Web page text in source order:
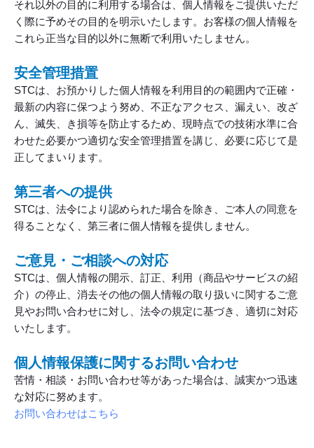
それ以外の目的に利用する場合は、個人情報をご提供いただ
く際に予めその目的を明示いたします。お客様の個人情報を
これら正当な目的以外に無断で利用いたしません。
安全管理措置
STCは、お預かりした個人情報を利用目的の範囲内で正確・
最新の内容に保つよう努め、不正なアクセス、漏えい、改ざ
ん、滅失、き損等を防止するため、現時点での技術水準に合
わせた必要かつ適切な安全管理措置を講じ、必要に応じて是
正してまいります。
第三者への提供
STCは、法令により認められた場合を除き、ご本人の同意を
得ることなく、第三者に個人情報を提供しません。
ご意見・ご相談への対応
STCは、個人情報の開示、訂正、利用（商品やサービスの紹
介）の停止、消去その他の個人情報の取り扱いに関するご意
見やお問い合わせに対し、法令の規定に基づき、適切に対応
いたします。
個人情報保護に関するお問い合わせ
苦情・相談・お問い合わせ等があった場合は、誠実かつ迅速
な対応に努めます。
お問い合わせはこちら